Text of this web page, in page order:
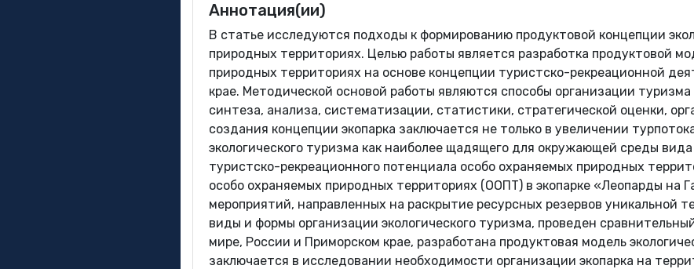
Аннотация(ии)
В статье исследуются подходы к формированию продуктовой концепции
природных территориях. Целью работы является разработка продуктовой
природных территориях на основе концепции туристско-рекреационной
крае. Методической основой работы являются способы организации
синтеза, анализа, систематизации, статистики, стратегической оценки,
создания концепции экопарка заключается не только в увеличении
экологического туризма как наиболее щадящего для окружающей среды
туристско-рекреационного потенциала особо охраняемых природных
особо охраняемых природных территориях (ООПТ) в экопарке «Леопарды на
мероприятий, направленных на раскрытие ресурсных резервов уникальной
виды и формы организации экологического туризма, проведен
мире, России и Приморском крае, разработана продуктовая модель
заключается в исследовании необходимости организации экопарка на